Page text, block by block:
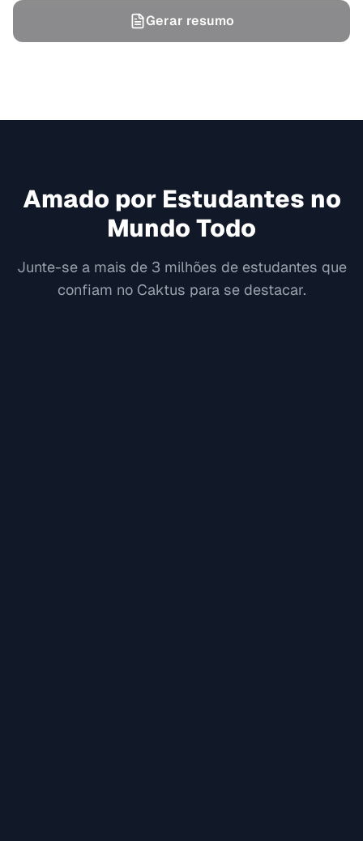
Gerar resumo
Amado por Estudantes no
Mundo Todo
Junte-se a mais de 3 milhões de estudantes que
confiam no Caktus para se destacar.